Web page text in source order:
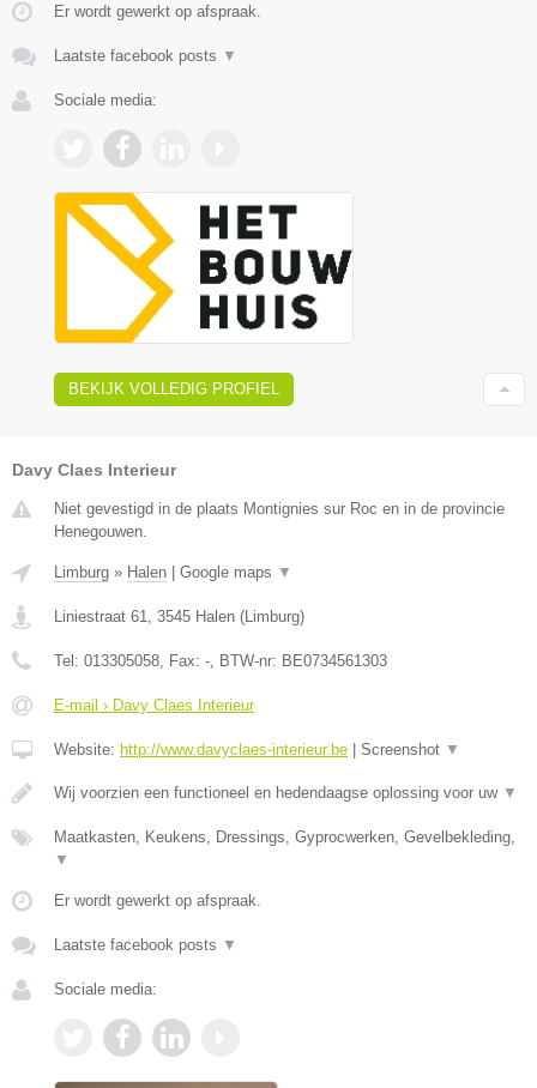
Er wordt gewerkt op afspraak.
Laatste facebook posts ▼
Sociale media:
BEKIJK VOLLEDIG PROFIEL
Davy Claes Interieur
Niet gevestigd in de plaats Montignies sur Roc en in de provincie
Henegouwen.
Limburg » Halen Google maps ▼
Liniestraat 61, 3545 Halen (Limburg)
Tel: 013305058, Fax: -, BTW-nr: BE0734561303
E-mail › Davy Claes Interieur
Website: http://www.davyclaes-interieur.be Screenshot ▼
Wij voorzien een functioneel en hedendaagse oplossing voor uw ▼
Maatkasten, Keukens, Dressings, Gyprocwerken, Gevelbekleding,
▼
Er wordt gewerkt op afspraak.
Laatste facebook posts ▼
Sociale media: